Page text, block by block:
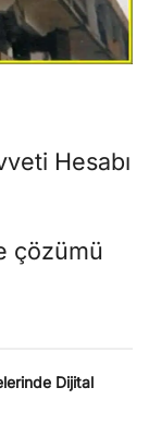
Hesabı
çözümü
Dijital